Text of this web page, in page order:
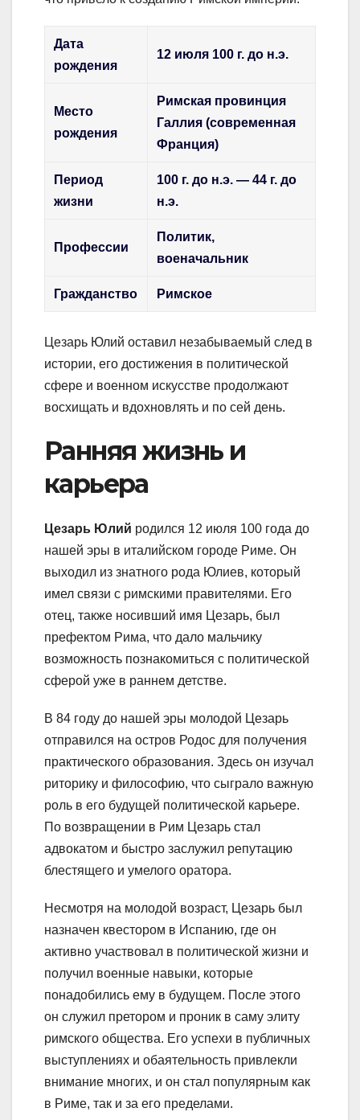
Дата
рождения
12 июля 100 г. до н.э.
Место
рождения
Римская провинция
Галлия (современная
Франция)
Период
жизни
100 г. до н.э. — 44 г. до
н.э.
Профессии
Политик,
военачальник
Гражданство Римское
Цезарь Юлий оставил незабываемый след в
истории, его достижения в политической
сфере и военном искусстве продолжают
восхищать и вдохновлять и по сей день.
Ранняя жизнь и
карьера
Цезарь Юлий родился 12 июля 100 года до
нашей эры в италийском городе Риме. Он
выходил из знатного рода Юлиев, который
имел связи с римскими правителями. Его
отец, также носивший имя Цезарь, был
префектом Рима, что дало мальчику
возможность познакомиться с политической
сферой уже в раннем детстве.
В 84 году до нашей эры молодой Цезарь
отправился на остров Родос для получения
практического образования. Здесь он изучал
риторику и философию, что сыграло важную
роль в его будущей политической карьере.
По возвращении в Рим Цезарь стал
адвокатом и быстро заслужил репутацию
блестящего и умелого оратора.
Несмотря на молодой возраст, Цезарь был
назначен квестором в Испанию, где он
активно участвовал в политической жизни и
получил военные навыки, которые
понадобились ему в будущем. После этого
он служил претором и проник в саму элиту
римского общества. Его успехи в публичных
выступлениях и обаятельность привлекли
внимание многих, и он стал популярным как
в Риме, так и за его пределами.